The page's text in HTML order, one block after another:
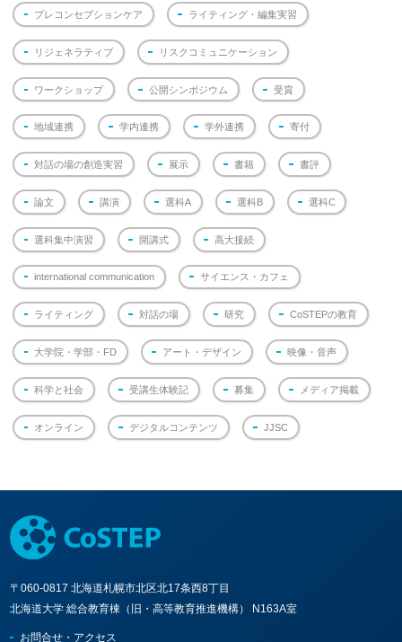
プレコンセプションケア ライティング・編集実習
リジェネラティブ リスクコミュニケーション
ワークショップ 公開シンポジウム 受賞
地域連携 学内連携 学外連携 寄付
対話の場の創造実習 展示 書籍 書評
論文 講演 選科A 選科B 選科C
選科集中演習 開講式 高大接続
international communication サイエンス・カフェ
ライティング 対話の場 研究 CoSTEPの教育
大学院・学部・FD アート・デザイン 映像・音声
科学と社会 受講生体験記 募集 メディア掲載
オンライン デジタルコンテンツ JJSC
〒060-0817 北海道札幌市北区北17条西8丁目
北海道大学 総合教育棟（旧・高等教育推進機構） N163A室
お問合せ・アクセス